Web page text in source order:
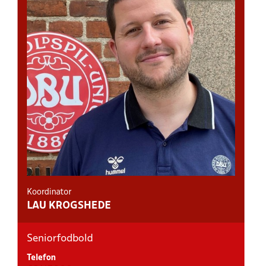
Koordinator
LAU KROGSHEDE
Seniorfodbold
Telefon